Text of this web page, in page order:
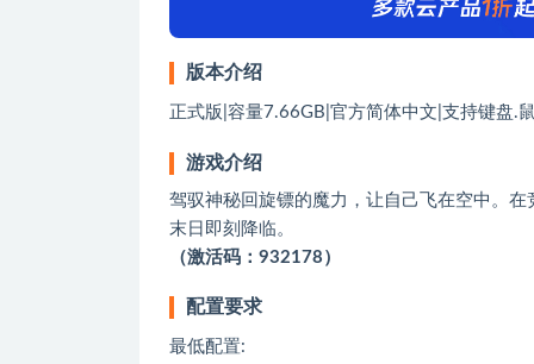
版本介绍
正式版|容量7.66GB|官方简体中文|支持键盘.
游戏介绍
驾驭神秘回旋镖的魔力，让自己飞在空中。
末日即刻降临。
（激活码：932178）
配置要求
最低配置: